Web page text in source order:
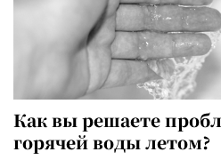
Как вы решаете
горячей воды летом?